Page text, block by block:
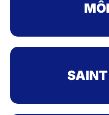
SAINT